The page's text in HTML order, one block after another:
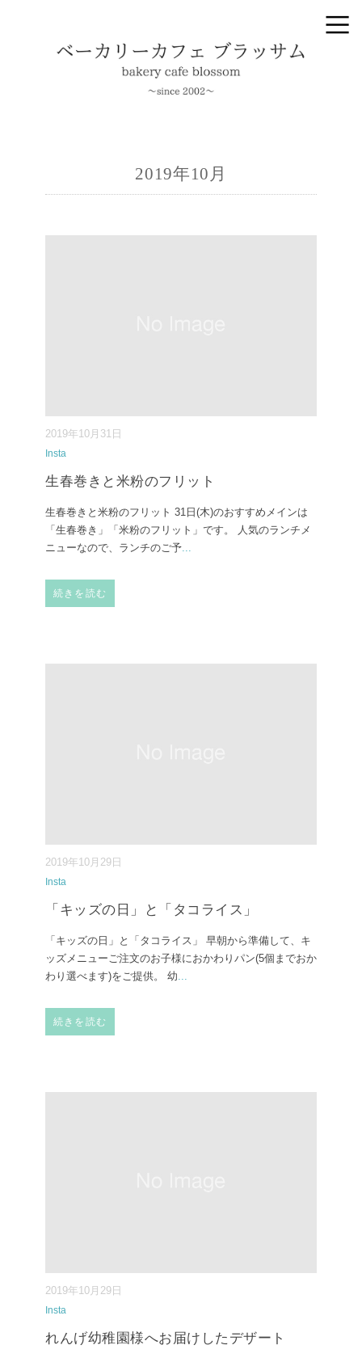
2019年10月
2019年10月31日
Insta
生春巻きと米粉のフリット
生春巻きと米粉のフリット 31日(木)のおすすめメインは
「生春巻き」「米粉のフリット」です。 人気のランチメ
ニューなので、ランチのご予...
続きを読む
2019年10月29日
Insta
「キッズの日」と「タコライス」
「キッズの日」と「タコライス」 早朝から準備して、キ
ッズメニューご注文のお子様におかわりパン(5個までおか
わり選べます)をご提供。 幼...
続きを読む
2019年10月29日
Insta
れんげ幼稚園様へお届けしたデザート